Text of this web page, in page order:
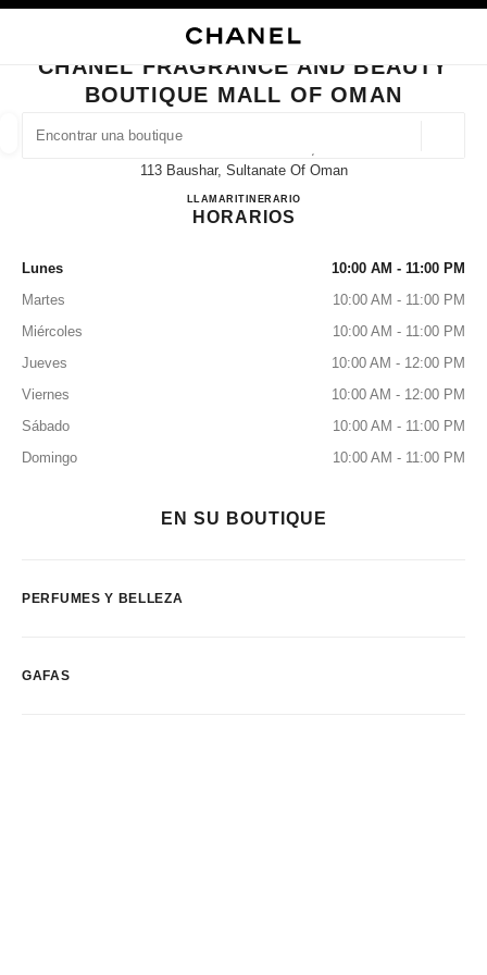
BUSCAR UNA BOUTIQUE
las sugerencias se muestran debajo de esta barra de búsqueda
0 Sugerencias disponibles
CERRAR TARJETA DE BOUTIQUE CHANEL FRAGRANCE AND BEAUTY
CHANEL FRAGRANCE AND BEAUTY
BOUTIQUE MALL OF OMAN
113 Baushar, Sultanate Of Oman
LLAMAR22700274ITINERARIOCHANEL Fragrance and
HORARIOS
Lunes
10:00 AM - 11:00 PM
Martes
10:00 AM - 11:00 PM
Miércoles
10:00 AM - 11:00 PM
Jueves
10:00 AM - 12:00 PM
Viernes
10:00 AM - 12:00 PM
Sábado
10:00 AM - 11:00 PM
Domingo
10:00 AM - 11:00 PM
EN SU BOUTIQUE
PERFUMES Y BELLEZA
GAFAS
RELOJERÍA Y JOYERÍA